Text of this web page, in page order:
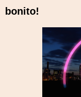
bonito!